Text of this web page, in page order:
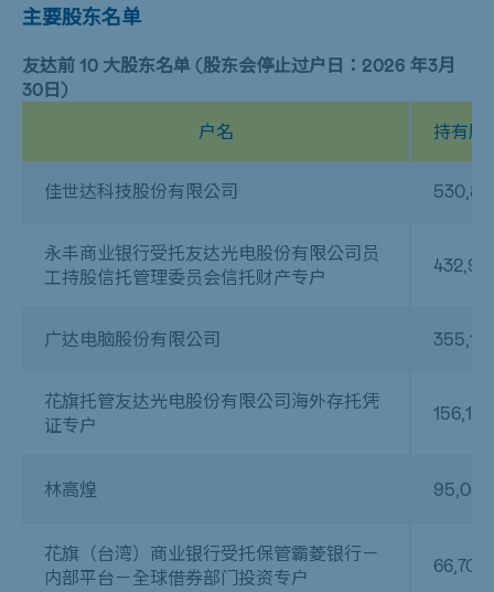
主要股东名单
友达前 10 大股东名单 (股东会停止过户日：2026 年3月
30日)
户名
持有股
佳世达科技股份有限公司
永丰商业银行受托友达光电股份有限公司员
工持股信托管理委员会信托财产专户
广达电脑股份有限公司
花旗托管友达光电股份有限公司海外存托凭
证专户
林高煌
花旗（台湾）商业银行受托保管霸菱银行－
内部平台－全球借券部门投资专户